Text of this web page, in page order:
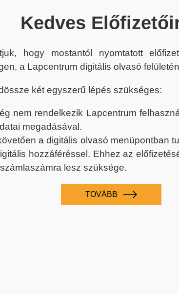
Kedves
hogy mostantól nyomtatott
a Lapcentrum digitális olvasó
két egyszerű lépés szükséges:
nem rendelkezik Lapcentrum
megadásával.
a digitális olvasó menüpontban
hozzáféréssel. Ehhez az
lesz szüksége.
TOVÁBB